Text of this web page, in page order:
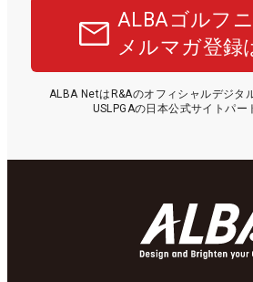
ALBAゴルフ
メルマガ登録
ALBA NetはR&Aのオフィシャルデジタ
USLPGAの日本公式サイトパー